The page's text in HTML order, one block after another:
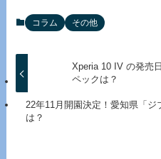
コラム その他
Xperia 10 IV の発売
ペックは？
22年11月開園決定！愛知県「ジ
は？